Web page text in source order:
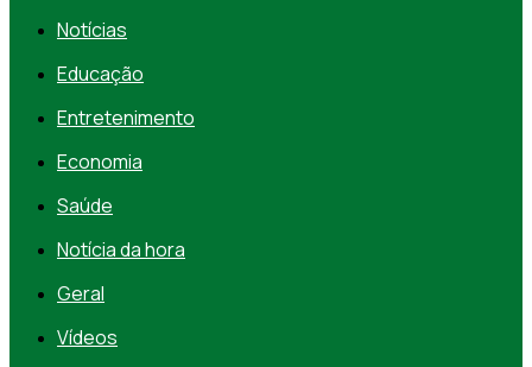
Notícias
Educação
Entretenimento
Economia
Saúde
Notícia da hora
Geral
Vídeos